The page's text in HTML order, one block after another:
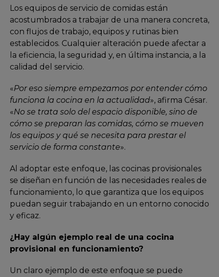
Los equipos de servicio de comidas están
acostumbrados a trabajar de una manera concreta,
con flujos de trabajo, equipos y rutinas bien
establecidos. Cualquier alteración puede afectar a
la eficiencia, la seguridad y, en última instancia, a la
calidad del servicio.
«Por eso siempre empezamos por entender cómo
funciona la cocina en la actualidad», afirma César.
«No se trata solo del espacio disponible, sino de
cómo se preparan las comidas, cómo se mueven
los equipos y qué se necesita para prestar el
servicio de forma constante».
Al adoptar este enfoque, las cocinas provisionales
se diseñan en función de las necesidades reales de
funcionamiento, lo que garantiza que los equipos
puedan seguir trabajando en un entorno conocido
y eficaz.
¿Hay algún ejemplo real de una cocina
provisional en funcionamiento?
Un claro ejemplo de este enfoque se puede